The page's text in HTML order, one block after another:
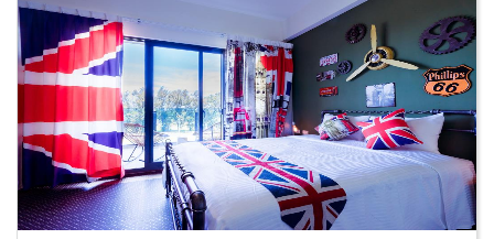
旅
計
劃
商